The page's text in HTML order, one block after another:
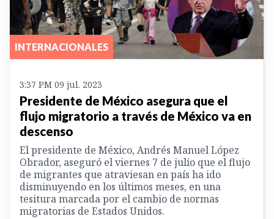
INTERNACIONALES
3:37 PM 09 jul. 2023
Presidente de México asegura que el
flujo migratorio a través de México va en
descenso
El presidente de México, Andrés Manuel López
Obrador, aseguró el viernes 7 de julio que el flujo
de migrantes que atraviesan en país ha ido
disminuyendo en los últimos meses, en una
tesitura marcada por el cambio de normas
migratorias de Estados Unidos.